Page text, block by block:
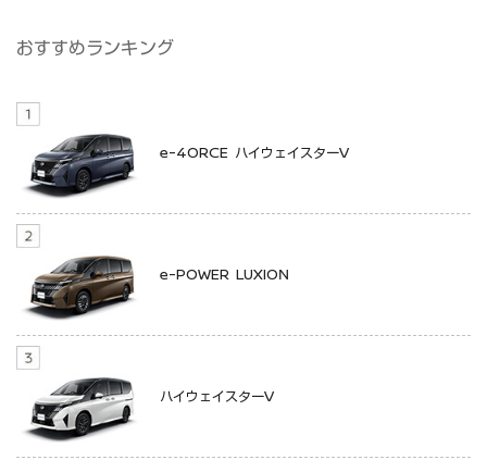
おすすめランキング
e-4ORCE ハイウェイスターV
e-POWER LUXION
ハイウェイスターV